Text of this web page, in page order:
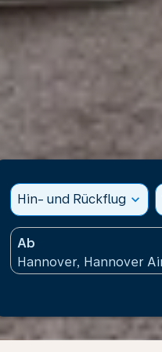
Hin- und Rückflug expand_more
Ab